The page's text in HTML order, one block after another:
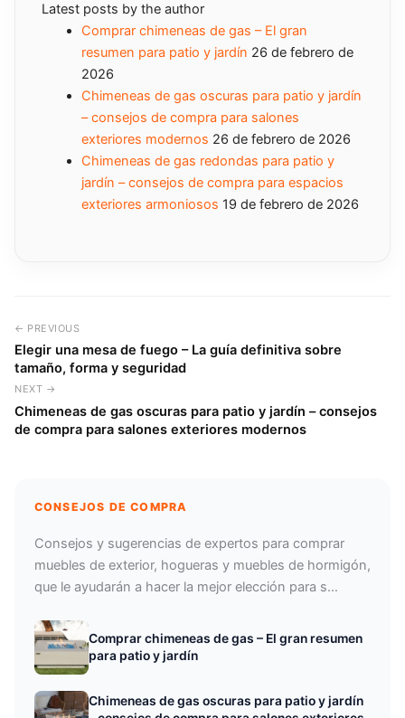
Latest posts by the author
Comprar chimeneas de gas – El gran
resumen para patio y jardín 26 de febrero de
2026
Chimeneas de gas oscuras para patio y jardín
– consejos de compra para salones
exteriores modernos 26 de febrero de 2026
Chimeneas de gas redondas para patio y
jardín – consejos de compra para espacios
exteriores armoniosos 19 de febrero de 2026
← PREVIOUS
Elegir una mesa de fuego – La guía definitiva sobre
tamaño, forma y seguridad
NEXT →
Chimeneas de gas oscuras para patio y jardín – consejos
de compra para salones exteriores modernos
CONSEJOS DE COMPRA
Consejos y sugerencias de expertos para comprar
muebles de exterior, hogueras y muebles de hormigón,
que le ayudarán a hacer la mejor elección para s…
Comprar chimeneas de gas – El gran resumen
para patio y jardín
Chimeneas de gas oscuras para patio y jardín